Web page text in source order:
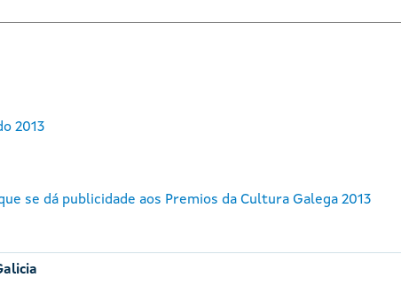
2013
se dá publicidade aos Premios da Cultura Galega 2013